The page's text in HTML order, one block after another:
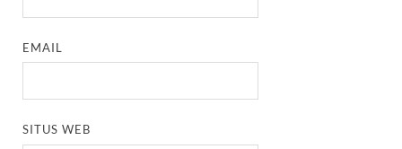
EMAIL
SITUS WEB